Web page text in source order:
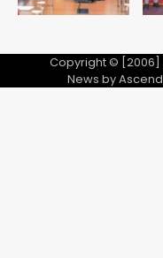
Copyright ©
News by